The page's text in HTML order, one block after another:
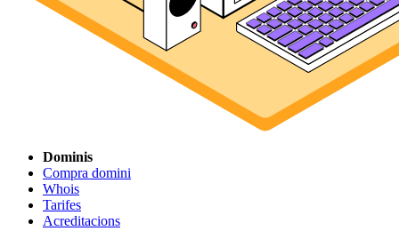
Dominis
Compra domini
Whois
Tarifes
Acreditacions